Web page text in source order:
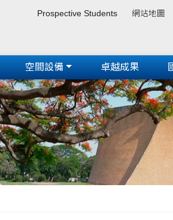
Prospective Students 網站地圖
空間設備 卓越成果